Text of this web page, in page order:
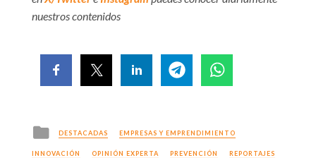
nuestros contenidos
Posted
in
DESTACADAS EMPRESAS Y EMPRENDIMIENTO
INNOVACIÓN OPINIÓN EXPERTA PREVENCIÓN REPORTAJES